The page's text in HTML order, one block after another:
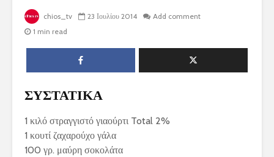
chios_tv 23 Ιουλίου 2014
Add comment
1 min read
ΣΥΣΤΑΤΙΚΑ
1 κιλό στραγγιστό γιαούρτι Total 2%
1 κουτί ζαχαρούχο γάλα
100 γρ. μαύρη σοκολάτα